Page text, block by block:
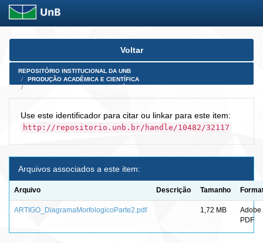
Skip
Voltar
REPOSITÓRIO INSTITUCIONAL DA UNB
PRODUÇÃO ACADÊMICA E CIENTÍFICA
Use este identificador para citar ou linkar para este item:
http://repositorio.unb.br/handle/10482/32117
Arquivos associados a este item:
Arquivo Descrição Tamanho
ARTIGO_DiagramaMorfologicoParte2.pdf 1,72 MB
Adobe
PDF